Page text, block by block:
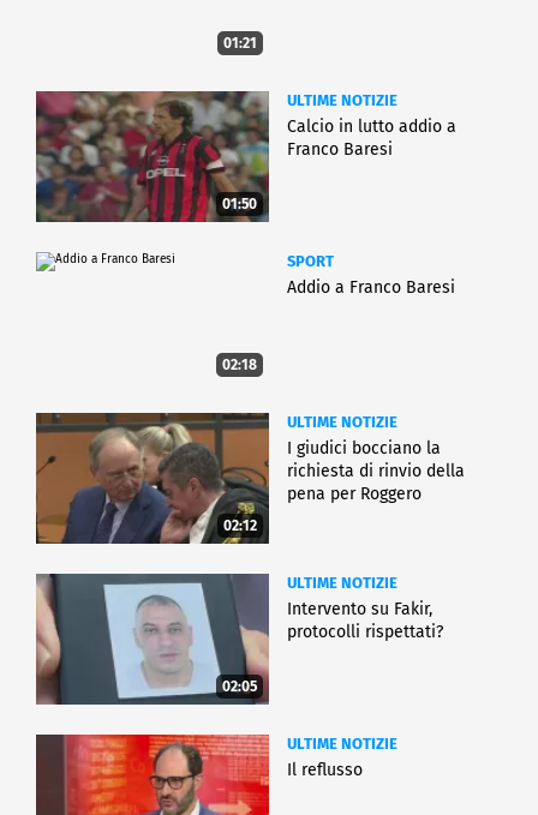
01:21
01:50
ULTIME NOTIZIE
Calcio in lutto addio a
Franco Baresi
02:18
SPORT
Addio a Franco Baresi
02:12
ULTIME NOTIZIE
I giudici bocciano la
richiesta di rinvio della
pena per Roggero
02:05
ULTIME NOTIZIE
Intervento su Fakir,
protocolli rispettati?
ULTIME NOTIZIE
Il reflusso